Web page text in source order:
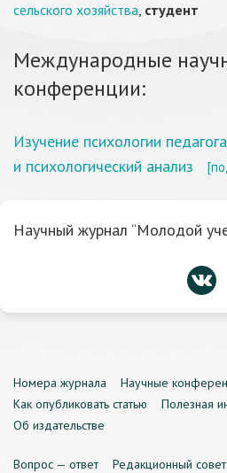
сельского хозяйства, студент
Международные
конференции:
Изучение психологии
и психологический анализ
Научный журнал “Молодой
Номера журнала Научные
Как опубликовать статью
Полезная
Об издательстве
Вопрос — ответ Редакционный совет